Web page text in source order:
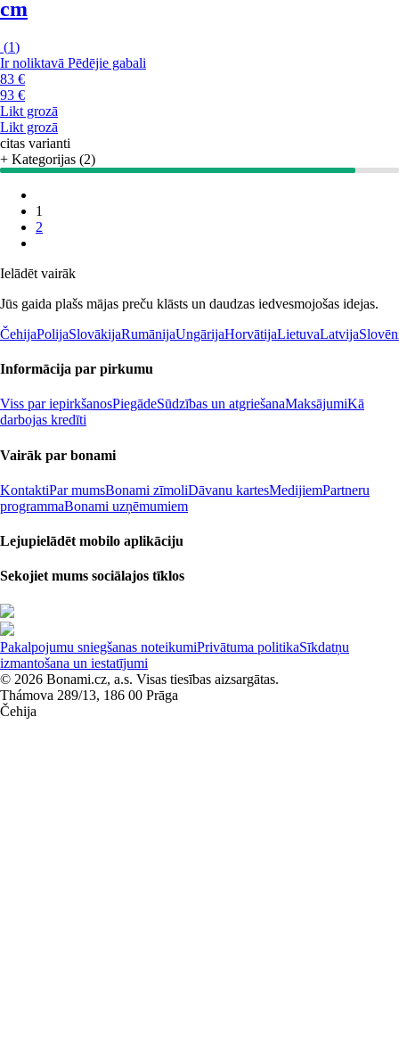
cm
(1)
Ir noliktavā Pēdējie gabali
83 €
93 €
Likt grozā
Likt grozā
citas varianti
+ Kategorijas (2)
1
2
Ielādēt vairāk
Jūs gaida plašs mājas preču klāsts un daudzas iedvesmojošas idejas.
ČehijaPolijaSlovākijaRumānijaUngārijaHorvātijaLietuvaLatvija
Informācija par pirkumu
Viss par iepirkšanosPiegādeSūdzības un atgriešanaMaksājumiKā
darbojas kredīti
Vairāk par bonami
KontaktiPar mumsBonami zīmoliDāvanu kartesMedijiemPartneru
programmaBonami uzņēmumiem
Lejupielādēt mobilo aplikāciju
Sekojiet mums sociālajos tīklos
Pakalpojumu sniegšanas noteikumiPrivātuma politikaSīkdatņu
izmantošana un iestatījumi
© 2026 Bonami.cz, a.s. Visas tiesības aizsargātas.
Thámova 289/13, 186 00 Prāga
Čehija